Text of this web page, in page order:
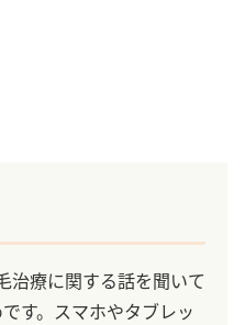
治療に関する話を聞いて
す。スマホやタブレッ